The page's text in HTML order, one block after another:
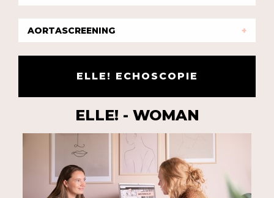
AORTASCREENING
ELLE! ECHOSCOPIE
ELLE! - WOMAN